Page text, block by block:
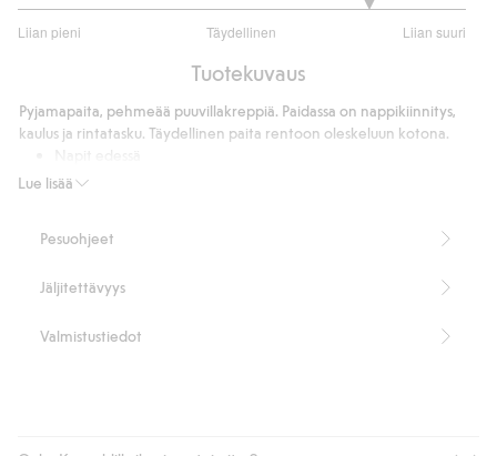
Liian pieni Täydellinen Liian suuri
/
ääneen
Tuotekuvaus
Lue lisää
Pyjamapaita, pehmeää puuvillakreppiä. Paidassa on nappikiinnitys,
kaulus ja rintatasku. Täydellinen paita rentoon oleskeluun kotona.
Normaali istuvuus
Pesuohjeet
Jäljitettävyys
Valmistustiedot